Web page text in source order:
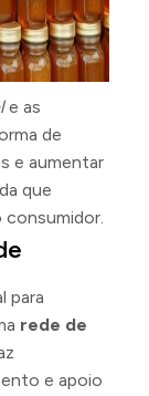
e as
de
e aumentar
que
consumidor.
para
rede de
e apoio